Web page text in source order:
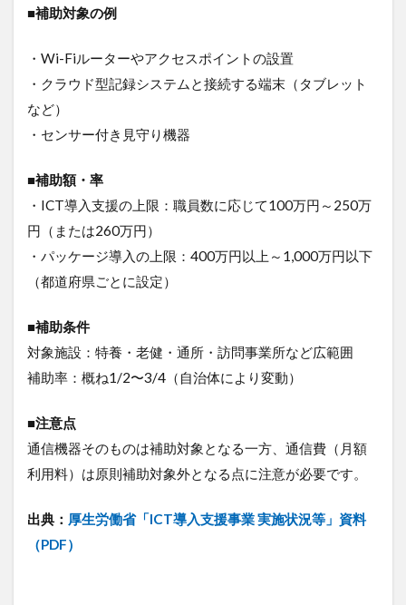
■補助対象の例
・Wi-Fiルーターやアクセスポイントの設置
・クラウド型記録システムと接続する端末（タブレット
など）
・センサー付き見守り機器
■補助額・率
・ICT導入支援の上限：職員数に応じて100万円～250万
円（または260万円）
・パッケージ導入の上限：400万円以上～1,000万円以下
（都道府県ごとに設定）
■補助条件
対象施設：特養・老健・通所・訪問事業所など広範囲
補助率：概ね1/2〜3/4（自治体により変動）
■注意点
通信機器そのものは補助対象となる一方、通信費（月額
利用料）は原則補助対象外となる点に注意が必要です。
出典： 厚生労働省「ICT導入支援事業 実施状況等」資料
（PDF）